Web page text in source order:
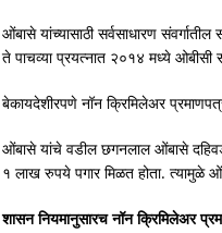
ओंबासे यांच्यासाठी सर्वसाधारण
ते पाचव्या प्रयत्नात २०१४ मध्ये ओबीसी
बेकायदेशीरपणे नॉन क्रिमिलेअर
ओंबासे यांचे वडील छगनलाल ओंबासे
१ लाख रुपये पगार मिळत होता. त्यामुळे
शासन नियमानुसारच नॉन क्रिमिलेअर